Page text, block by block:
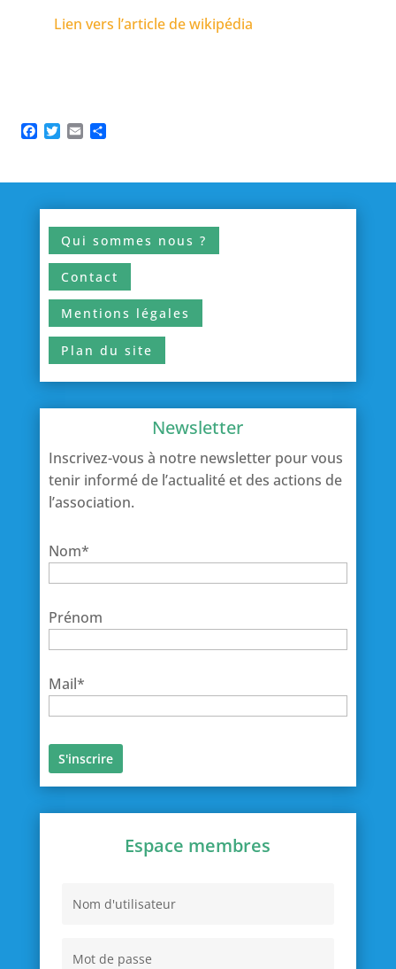
Lien vers l’article de wikipédia
Facebook
Twitter
Email
Qui sommes nous ?
Contact
Mentions légales
Plan du site
Newsletter
Inscrivez-vous à notre newsletter pour vous
tenir informé de l’actualité et des actions de
l’association.
Nom*
Prénom
Mail*
Espace membres